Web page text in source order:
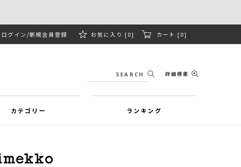
ログイン 新規会員登録 お気に入り [0] カート [0]
詳細検索
カテゴリー ランキング